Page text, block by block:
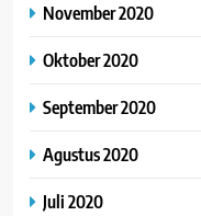
November 2020
Oktober 2020
September 2020
Agustus 2020
Juli 2020